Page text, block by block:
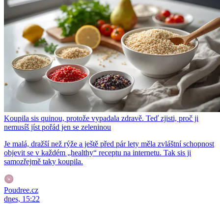
Koupila sis quinou, protože vypadala zdravě. Teď zjisti, proč ji
nemusíš jíst pořád jen se zeleninou
Je malá, dražší než rýže a ještě před pár lety měla zvláštní schopnost
objevit se v každém „healthy“ receptu na internetu. Tak sis ji
samozřejmě taky koupila.
Poudree.cz
dnes, 15:22